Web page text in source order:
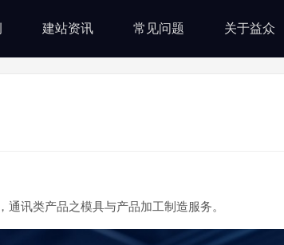
建站资讯 常见问题 关于益众
讯类产品之模具与产品加工制造服务。